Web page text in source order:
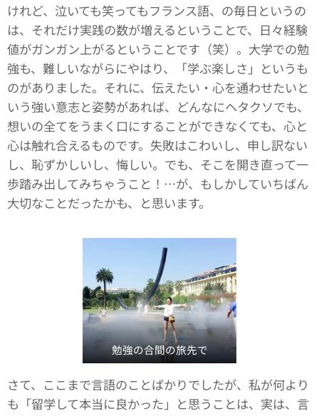
けれど、泣いても笑ってもフランス語、の毎日というの
は、それだけ実践の数が増えるということで、日々経験
値がガンガン上がるということです（笑）。大学での勉
強も、難しいながらにやはり、「学ぶ楽しさ」というも
のがありました。それに、伝えたい・心を通わせたいと
いう強い意志と姿勢があれば、どんなにヘタクソでも、
想いの全てをうまく口にすることができなくても、心と
心は触れ合えるものです。失敗はこわいし、申し訳ない
し、恥ずかしいし、悔しい。でも、そこを開き直って一
歩踏み出してみちゃうこと！…が、もしかしていちばん
大切なことだったかも、と思います。
勉強の合間の旅先で
さて、ここまで言語のことばかりでしたが、私が何より
も「留学して本当に良かった」と思うことは、実は、言